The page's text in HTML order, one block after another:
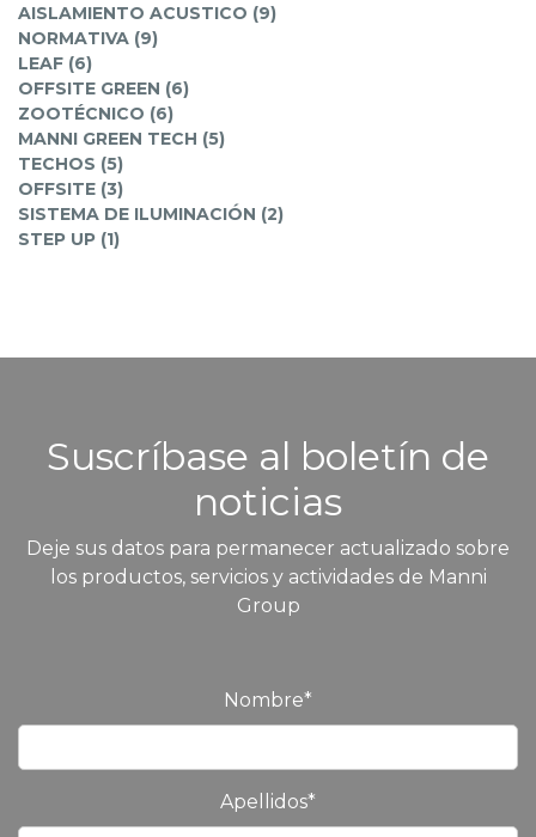
AISLAMIENTO ACUSTICO (9)
NORMATIVA (9)
LEAF (6)
OFFSITE GREEN (6)
ZOOTÉCNICO (6)
MANNI GREEN TECH (5)
TECHOS (5)
OFFSITE (3)
SISTEMA DE ILUMINACIÓN (2)
STEP UP (1)
Suscríbase al boletín de
noticias
Deje sus datos para permanecer actualizado sobre
los productos, servicios y actividades de Manni
Group
Nombre*
Apellidos*